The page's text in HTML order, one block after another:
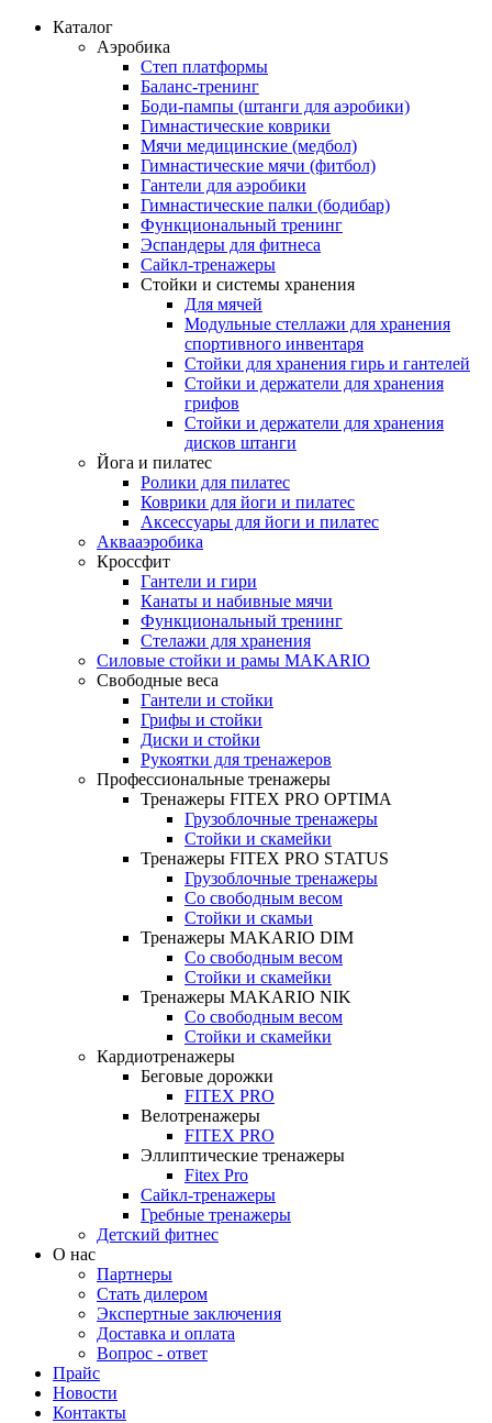
Каталог
Аэробика
Степ платформы
Баланс-тренинг
Боди-пампы (штанги для аэробики)
Гимнастические коврики
Мячи медицинские (медбол)
Гимнастические мячи (фитбол)
Гантели для аэробики
Гимнастические палки (бодибар)
Функциональный тренинг
Эспандеры для фитнеса
Сайкл-тренажеры
Стойки и системы хранения
Для мячей
Модульные стеллажи для хранения
спортивного инвентаря
Стойки для хранения гирь и гантелей
Стойки и держатели для хранения
грифов
Стойки и держатели для хранения
дисков штанги
Йога и пилатес
Ролики для пилатес
Коврики для йоги и пилатес
Аксессуары для йоги и пилатес
Аквааэробика
Кроссфит
Гантели и гири
Канаты и набивные мячи
Функциональный тренинг
Стелажи для хранения
Силовые стойки и рамы MAKARIO
Свободные веса
Гантели и стойки
Грифы и стойки
Диски и стойки
Рукоятки для тренажеров
Профессиональные тренажеры
Тренажеры FITEX PRO OPTIMA
Грузоблочные тренажеры
Стойки и скамейки
Тренажеры FITEX PRO STATUS
Грузоблочные тренажеры
Со свободным весом
Стойки и скамьи
Тренажеры MAKARIO DIM
Со свободным весом
Стойки и скамейки
Тренажеры MAKARIO NIK
Со свободным весом
Стойки и скамейки
Кардиотренажеры
Беговые дорожки
FITEX PRO
Велотренажеры
FITEX PRO
Эллиптические тренажеры
Fitex Pro
Сайкл-тренажеры
Гребные тренажеры
Детский фитнес
О нас
Партнеры
Стать дилером
Экспертные заключения
Доставка и оплата
Вопрос - ответ
Прайс
Новости
Контакты